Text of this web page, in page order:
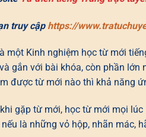
truy cập https://
một Kinh nghiệm học từ mới
gắn với bài khóa, còn phần
được từ mới nào thì khả năng
gặp từ mới, học từ mới mọi
là những vỏ hộp, nhãn mác,